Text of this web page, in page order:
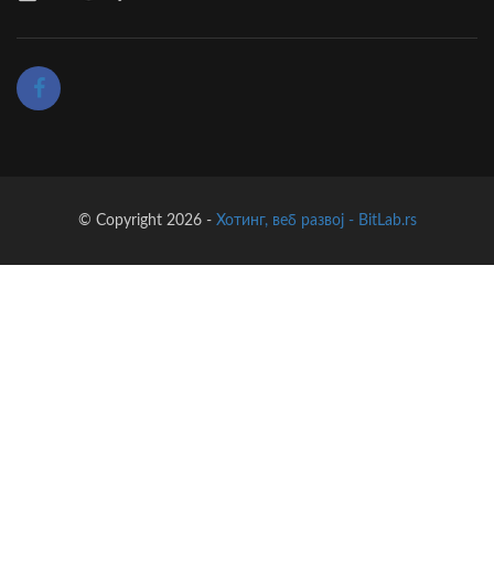
© Copyright 2026 - Хотинг, веб развој - BitLab.rs